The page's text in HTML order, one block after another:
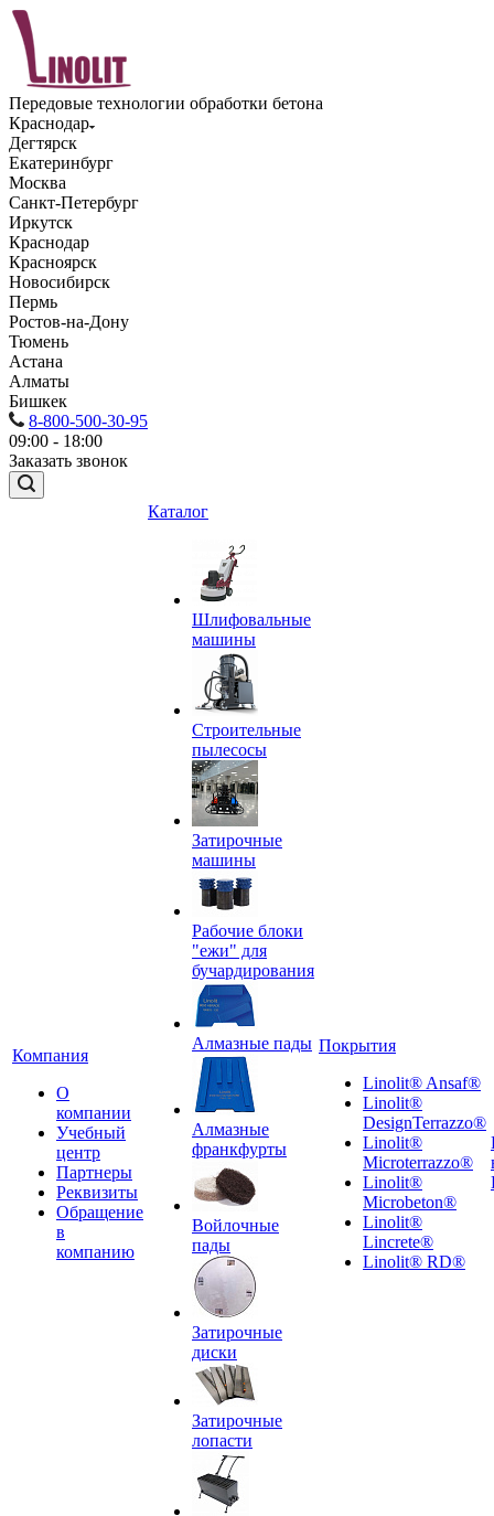
Передовые технологии обработки бетона
Краснодар
Дегтярск
Екатеринбург
Москва
Санкт-Петербург
Иркутск
Краснодар
Красноярск
Новосибирск
Пермь
Ростов-на-Дону
Тюмень
Астана
Алматы
Бишкек
8-800-500-30-95
09:00 - 18:00
Заказать звонок
Компания
О
компании
Учебный
центр
Партнеры
Реквизиты
Обращение
в
компанию
Каталог
Шлифовальные
машины
Строительные
пылесосы
Затирочные
машины
Рабочие блоки
"ежи" для
бучардирования
Алмазные пады
Алмазные
франкфурты
Войлочные
пады
Затирочные
диски
Затирочные
лопасти
Покрытия
Linolit® Ansaf®
Linolit®
DesignTerrazzo®
Linolit®
Microterrazzo®
Linolit®
Microbeton®
Linolit®
Lincrete®
Linolit® RD®